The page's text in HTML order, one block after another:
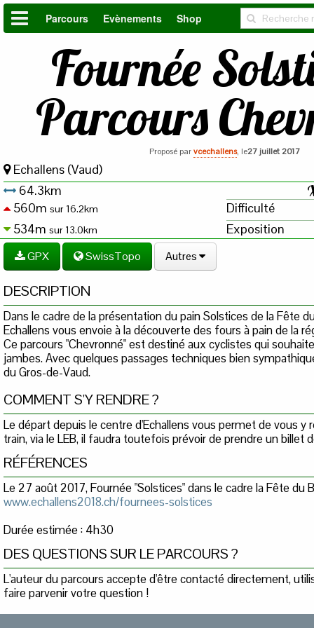
Parcours Evènements Shop
Fournée
Parcours
Proposé parvcechallens, le27 juillet 2017
Echallens (Vaud)
64.3km
560m sur 16.2km
Difficulté
534m sur 13.0km Exposition
GPX SwissTopo Autres
DESCRIPTION
Dans le cadre de la présentation du pain Solstices de la Fête
Echallens vous envoie à la découverte des fours à pain de la
Ce parcours "Chevronné" est destiné aux cyclistes qui
jambes. Avec quelques passages techniques bien
du Gros-de-Vaud.
COMMENT S'Y RENDRE ?
Le départ depuis le centre d'Echallens vous permet de vous y
train, via le LEB, il faudra toutefois prévoir de prendre un billet
RÉFÉRENCES
Le 27 août 2017, Fournée "Solstices" dans le cadre la Fête du
www.echallens2018.ch/fournees-solstices
Durée estimée : 4h30
DES QUESTIONS SUR LE PARCOURS ?
L'auteur du parcours accepte d'être contacté directement,
faire parvenir votre question !